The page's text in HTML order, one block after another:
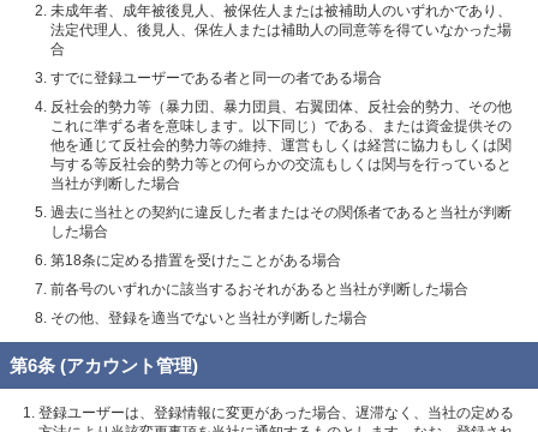
未成年者、成年被後見人、被保佐人または被補助人のいずれかであり、
法定代理人、後見人、保佐人または補助人の同意等を得ていなかった場
合
すでに登録ユーザーである者と同一の者である場合
反社会的勢力等（暴力団、暴力団員、右翼団体、反社会的勢力、その他
これに準ずる者を意味します。以下同じ）である、または資金提供その
他を通じて反社会的勢力等の維持、運営もしくは経営に協力もしくは関
与する等反社会的勢力等との何らかの交流もしくは関与を行っていると
当社が判断した場合
過去に当社との契約に違反した者またはその関係者であると当社が判断
した場合
第18条に定める措置を受けたことがある場合
前各号のいずれかに該当するおそれがあると当社が判断した場合
その他、登録を適当でないと当社が判断した場合
第6条 (アカウント管理)
登録ユーザーは、登録情報に変更があった場合、遅滞なく、当社の定める